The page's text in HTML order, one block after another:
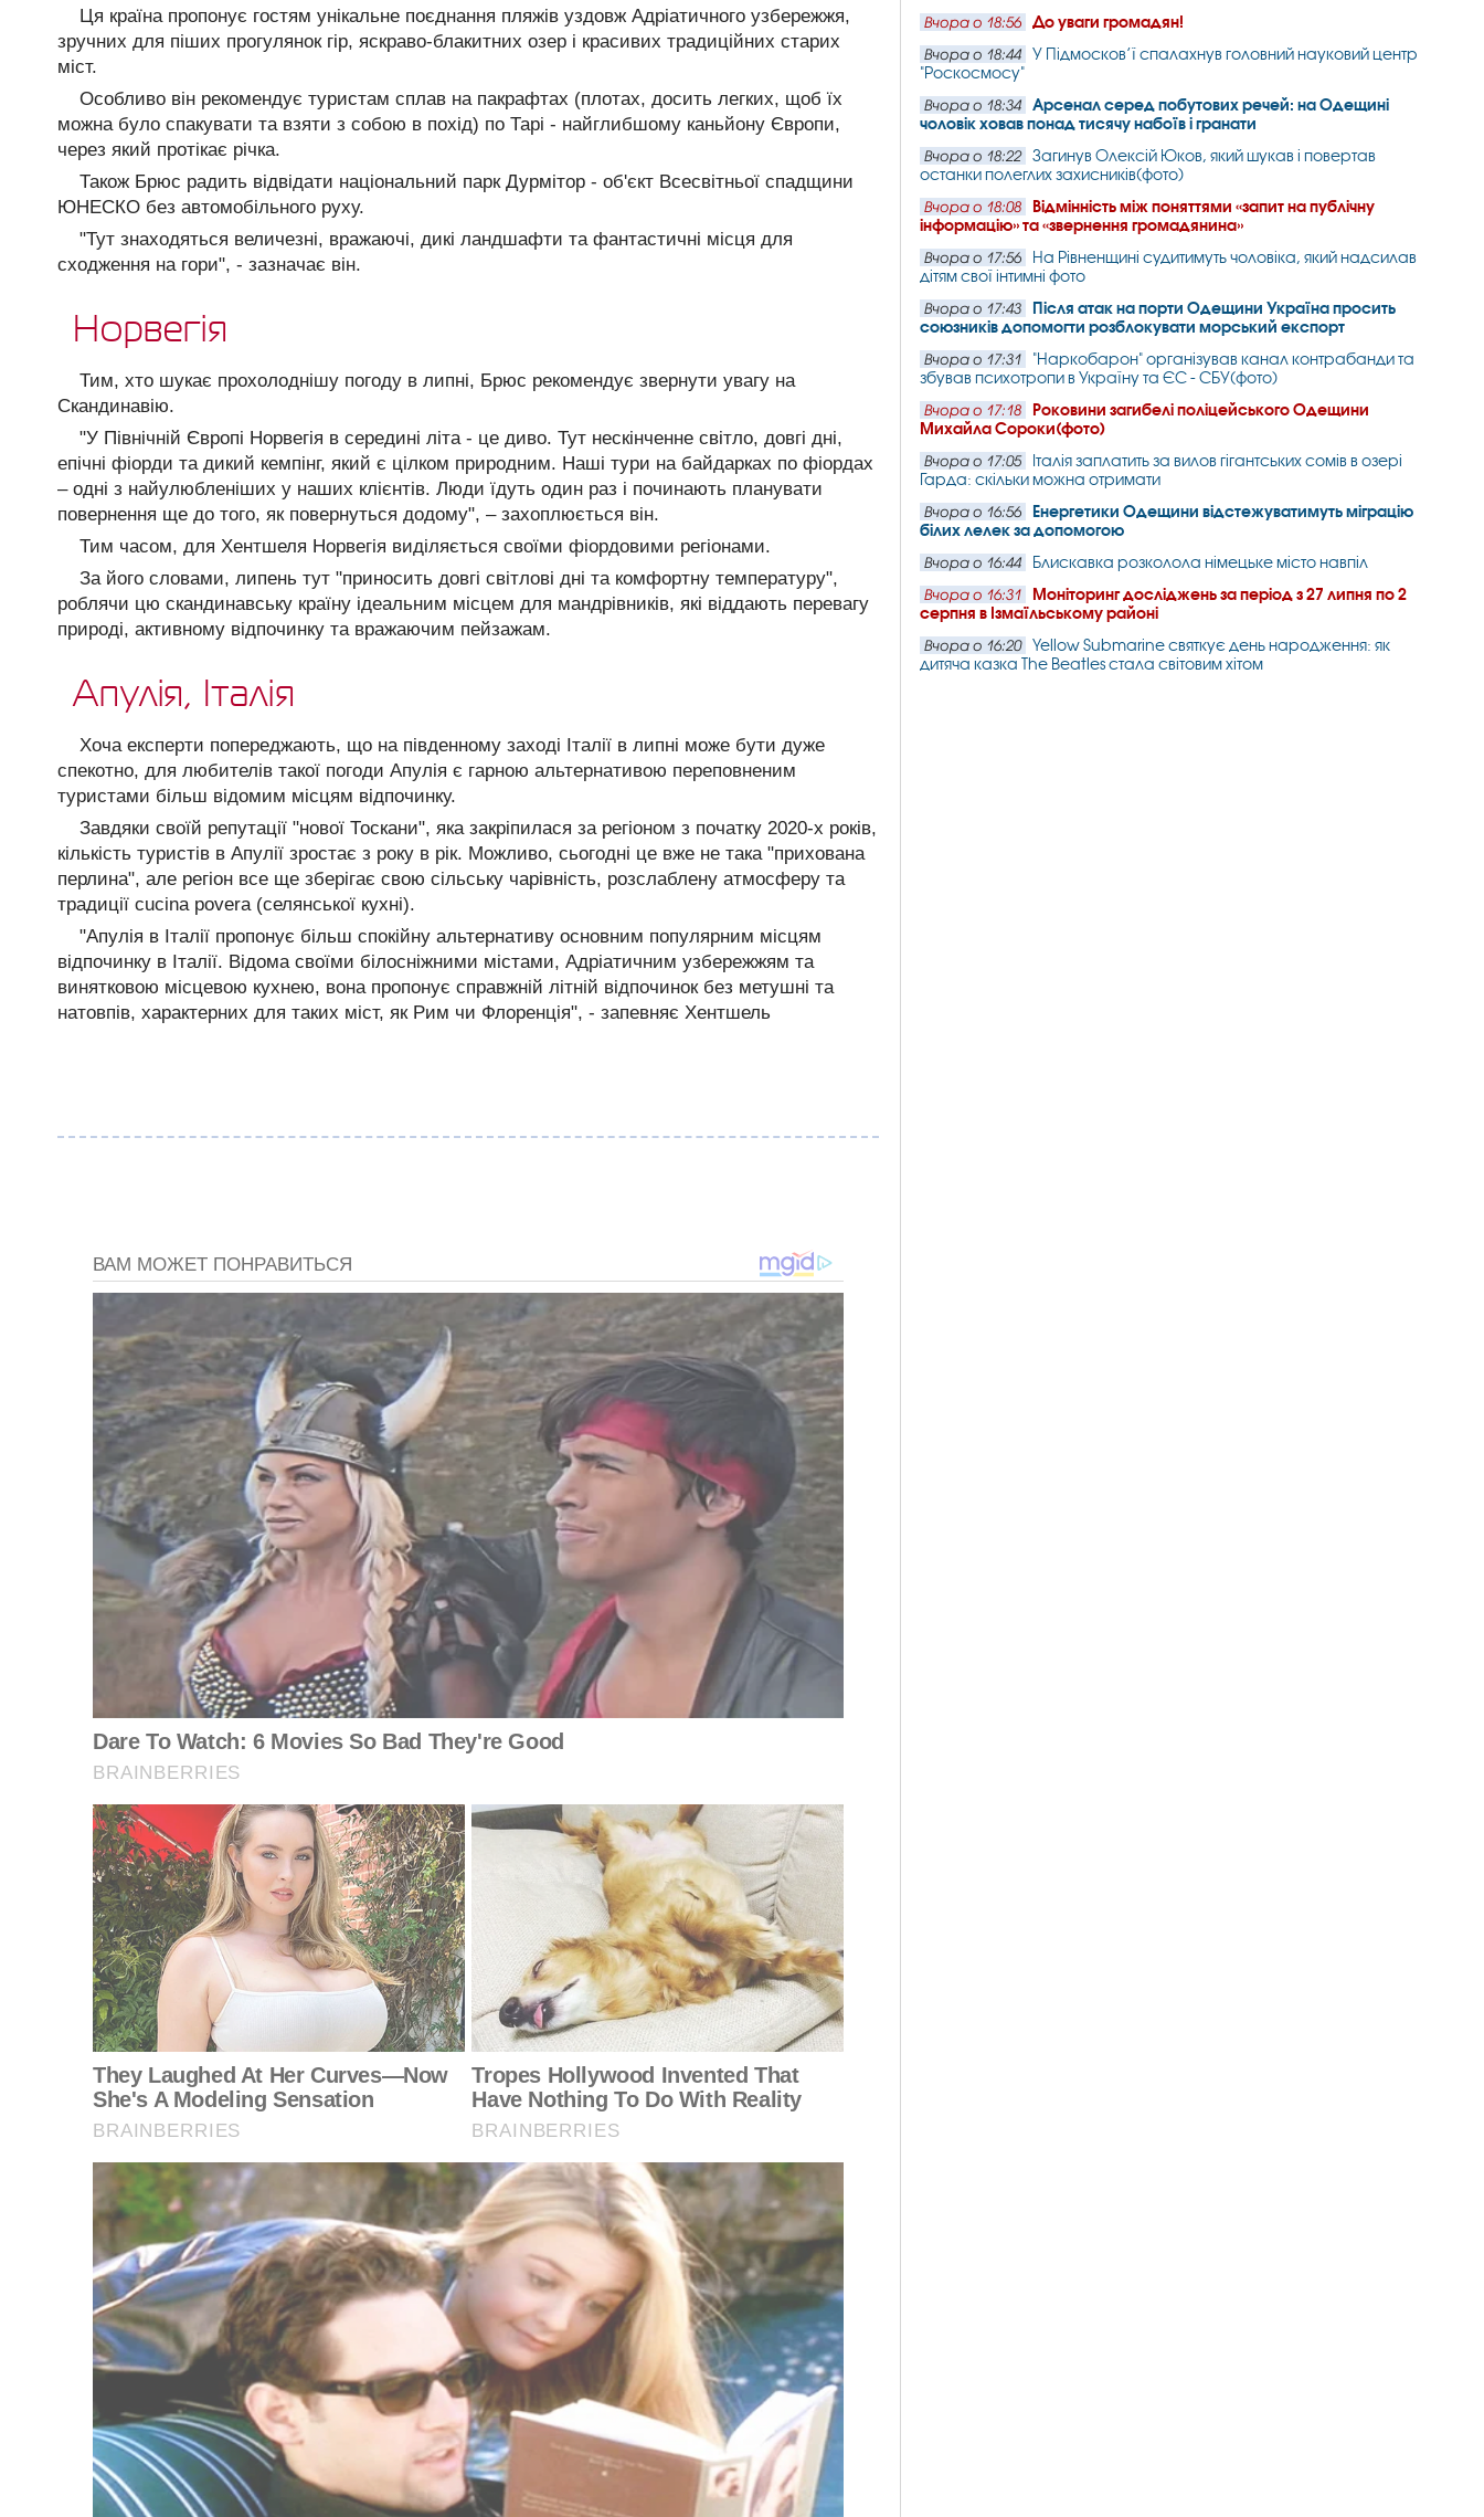
Ця країна пропонує гостям унікальне поєднання пляжів уздовж Адріатичного узбережжя,
зручних для піших прогулянок гір, яскраво-блакитних озер і красивих традиційних старих
міст.
Особливо він рекомендує туристам сплав на пакрафтах (плотах, досить легких, щоб їх
можна було спакувати та взяти з собою в похід) по Тарі - найглибшому каньйону Європи,
через який протікає річка.
Також Брюс радить відвідати національний парк Дурмітор - об'єкт Всесвітньої спадщини
ЮНЕСКО без автомобільного руху.
"Тут знаходяться величезні, вражаючі, дикі ландшафти та фантастичні місця для
сходження на гори", - зазначає він.
Норвегія
Тим, хто шукає прохолоднішу погоду в липні, Брюс рекомендує звернути увагу на
Скандинавію.
"У Північній Європі Норвегія в середині літа - це диво. Тут нескінченне світло, довгі дні,
епічні фіорди та дикий кемпінг, який є цілком природним. Наші тури на байдарках по фіордах
– одні з найулюбленіших у наших клієнтів. Люди їдуть один раз і починають планувати
повернення ще до того, як повернуться додому", – захоплюється він.
Тим часом, для Хентшеля Норвегія виділяється своїми фіордовими регіонами.
За його словами, липень тут "приносить довгі світлові дні та комфортну температуру",
роблячи цю скандинавську країну ідеальним місцем для мандрівників, які віддають перевагу
природі, активному відпочинку та вражаючим пейзажам.
Апулія, Італія
Хоча експерти попереджають, що на південному заході Італії в липні може бути дуже
спекотно, для любителів такої погоди Апулія є гарною альтернативою переповненим
туристами більш відомим місцям відпочинку.
Завдяки своїй репутації "нової Тоскани", яка закріпилася за регіоном з початку 2020-х років,
кількість туристів в Апулії зростає з року в рік. Можливо, сьогодні це вже не така "прихована
перлина", але регіон все ще зберігає свою сільську чарівність, розслаблену атмосферу та
традиції cucina povera (селянської кухні).
"Апулія в Італії пропонує більш спокійну альтернативу основним популярним місцям
відпочинку в Італії. Відома своїми білосніжними містами, Адріатичним узбережжям та
винятковою місцевою кухнею, вона пропонує справжній літній відпочинок без метушні та
натовпів, характерних для таких міст, як Рим чи Флоренція", - запевняє Хентшель
Вчора о 18:56 До уваги громадян!
Вчора о 18:44
У Підмосков’ї спалахнув головний науковий центр
"Роскосмосу"
Вчора о 18:34
Арсенал серед побутових речей: на Одещині
чоловік ховав понад тисячу набоїв і гранати
Вчора о 18:22
Загинув Олексій Юков, який шукав і повертав
останки полеглих захисників(фото)
Вчора о 18:08
Відмінність між поняттями «запит на публічну
інформацію» та «звернення громадянина»
Вчора о 17:56
На Рівненщині судитимуть чоловіка, який надсилав
дітям свої інтимні фото
Вчора о 17:43
Після атак на порти Одещини Україна просить
союзників допомогти розблокувати морський експорт
Вчора о 17:31
"Наркобарон" організував канал контрабанди та
збував психотропи в Україну та ЄС - СБУ(фото)
Вчора о 17:18
Роковини загибелі поліцейського Одещини
Михайла Сороки(фото)
Вчора о 17:05
Італія заплатить за вилов гігантських сомів в озері
Гарда: скільки можна отримати
Вчора о 16:56
Енергетики Одещини відстежуватимуть міграцію
білих лелек за допомогою
Вчора о 16:44 Блискавка розколола німецьке місто навпіл
Вчора о 16:31
Моніторинг досліджень за період з 27 липня по 2
серпня в Ізмаїльському районі
Вчора о 16:20
Yellow Submarine святкує день народження: як
дитяча казка The Beatles стала світовим хітом